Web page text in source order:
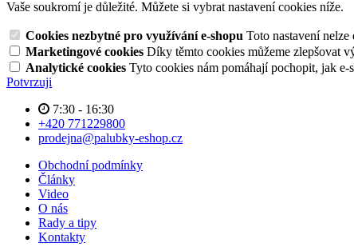
Vaše soukromí je důležité. Můžete si vybrat nastavení cookies níže.
Cookies nezbytné pro využívání e-shopu Toto nastavení
Marketingové cookies Díky těmto cookies můžeme zlepšovat
Analytické cookies Tyto cookies nám pomáhají pochopit, jak
Potvrzuji
7:30 - 16:30
+420 771229800
prodejna@palubky-eshop.cz
Obchodní podmínky
Články
Video
O nás
Rady a tipy
Kontakty